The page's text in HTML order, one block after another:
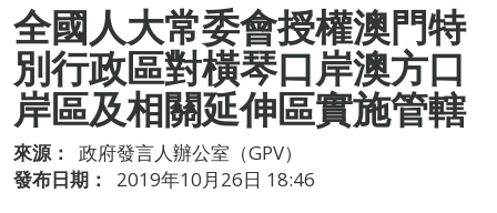
全國人大常委會授權澳門特
別行政區對橫琴口岸澳方口
岸區及相關延伸區實施管轄
來源：
政府發言人辦公室（GPV）
發布日期：
2019年10月26日 18:46